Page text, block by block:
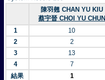
陳羽翹 CHAN YU KIU
蔡宇晉 CHOI YU CHUN
1
10
2
2
3
13
4
7
結果
1